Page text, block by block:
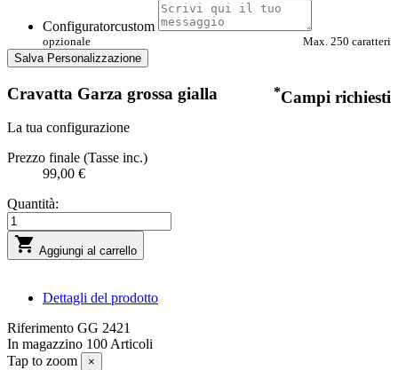
Configuratorcustom
opzionale
Max. 250 caratteri
Salva Personalizzazione
Cravatta Garza grossa gialla *Campi richiesti
La tua configurazione
Prezzo finale (Tasse inc.)
99,00 €
Quantità:
 Aggiungi al carrello
Dettagli del prodotto
Riferimento GG 2421
In magazzino 100 Articoli
Tap to zoom
×